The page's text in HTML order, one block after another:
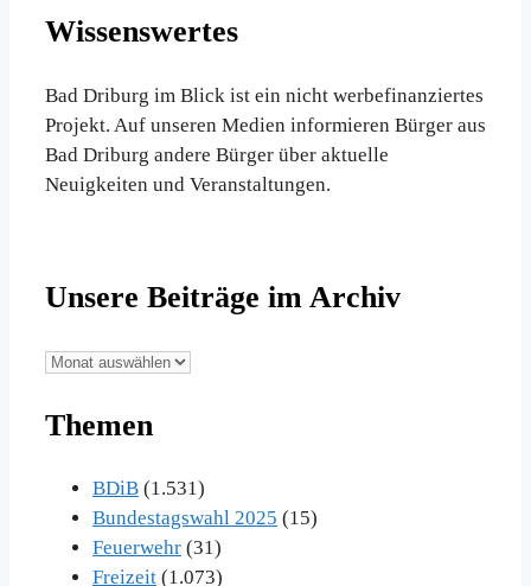
Wissenswertes
Bad Driburg im Blick ist ein nicht werbefinanziertes
Projekt. Auf unseren Medien informieren Bürger aus
Bad Driburg andere Bürger über aktuelle
Neuigkeiten und Veranstaltungen.
Unsere Beiträge im Archiv
Unsere
im
Themen
BDiB (1.531)
Bundestagswahl 2025 (15)
Feuerwehr (31)
Freizeit (1.073)